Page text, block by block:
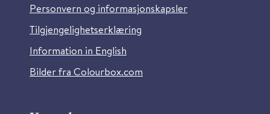
Personvern og informasjonskapsler
Tilgjengelighetserklæring
Information in English
Bilder fra Colourbox.com